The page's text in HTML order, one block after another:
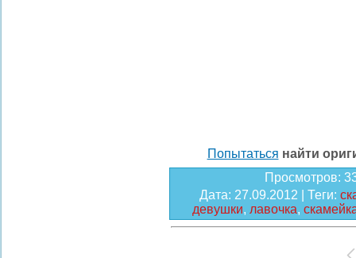
Попытаться найти
Просмотров:
Дата: 27.09.2012 | Теги:
девушки, лавочка,